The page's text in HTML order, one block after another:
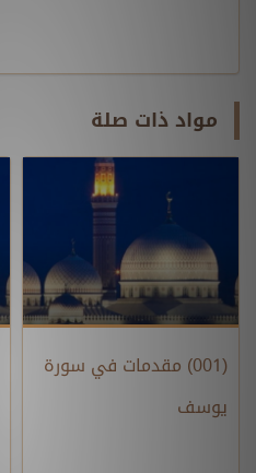
مواد ذات صلة
(001) مقدمات في سورة
يوسف